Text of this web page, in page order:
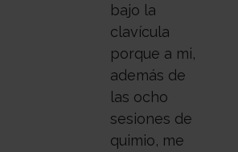
bajo la
clavícula
porque a mi,
además de
las ocho
sesiones de
quimio, me